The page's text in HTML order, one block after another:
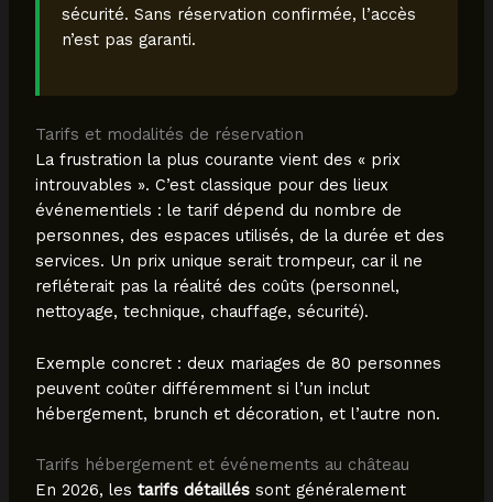
sécurité. Sans réservation confirmée, l’accès
n’est pas garanti.
Tarifs et modalités de réservation
La frustration la plus courante vient des « prix
introuvables ». C’est classique pour des lieux
événementiels : le tarif dépend du nombre de
personnes, des espaces utilisés, de la durée et des
services. Un prix unique serait trompeur, car il ne
refléterait pas la réalité des coûts (personnel,
nettoyage, technique, chauffage, sécurité).
Exemple concret : deux mariages de 80 personnes
peuvent coûter différemment si l’un inclut
hébergement, brunch et décoration, et l’autre non.
Tarifs hébergement et événements au château
En 2026, les tarifs détailléssont généralement